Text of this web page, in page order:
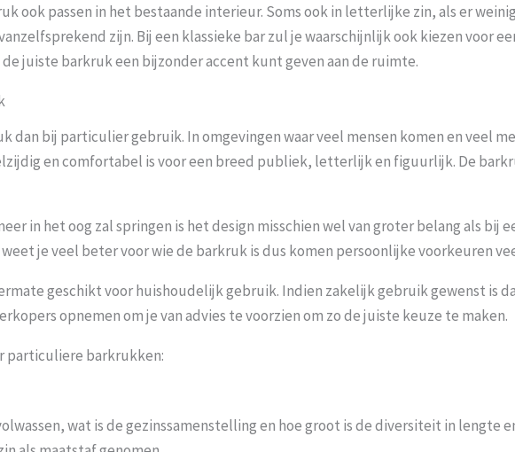
ook passen in het bestaande interieur. Soms ook in letterlijke zin, als er
zijn. Bij een klassieke bar zul je waarschijnlijk ook kiezen voor
juiste barkruk een bijzonder accent kunt geven aan de ruimte.
dan bij particulier gebruik. In omgevingen waar veel mensen komen en veel
en comfortabel is voor een breed publiek, letterlijk en figuurlijk. De
in het oog zal springen is het design misschien wel van groter belang als bij
je veel beter voor wie de barkruk is dus komen persoonlijke voorkeuren
geschikt voor huishoudelijk gebruik. Indien zakelijk gebruik gewenst is
opnemen om je van advies te voorzien om zo de juiste keuze te maken.
particuliere barkrukken:
wat is de gezinssamenstelling en hoe groot is de diversiteit in lengte